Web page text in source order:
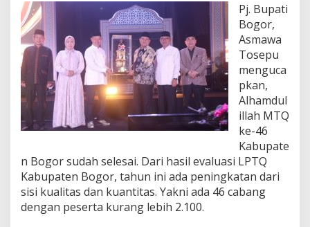
a
b
.
g
Pj. Bupati
Bogor,
Asmawa
Tosepu
menguca
pkan,
Alhamdul
illah MTQ
ke-46
Kabupate
n Bogor sudah selesai. Dari hasil evaluasi LPTQ
Kabupaten Bogor, tahun ini ada peningkatan dari
sisi kualitas dan kuantitas. Yakni ada 46 cabang
dengan peserta kurang lebih 2.100.